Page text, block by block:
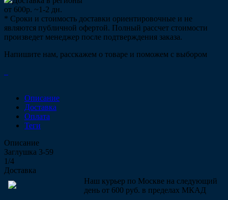
от 600р. ~1-2 дн.
* Сроки и стоимость доставки ориентировочные и не
являются публичной офертой. Полный рассчет стоимости
произведет менеджер после подтверждения заказа.
Напишите нам, расскажем о товаре и поможем с выбором
Описание
Доставка
Оплата
Теги
Описание
Заглушка 3-59
1/4
Доставка
Наш курьер по Москве на следующий
день от 600 руб. в пределах МКАД